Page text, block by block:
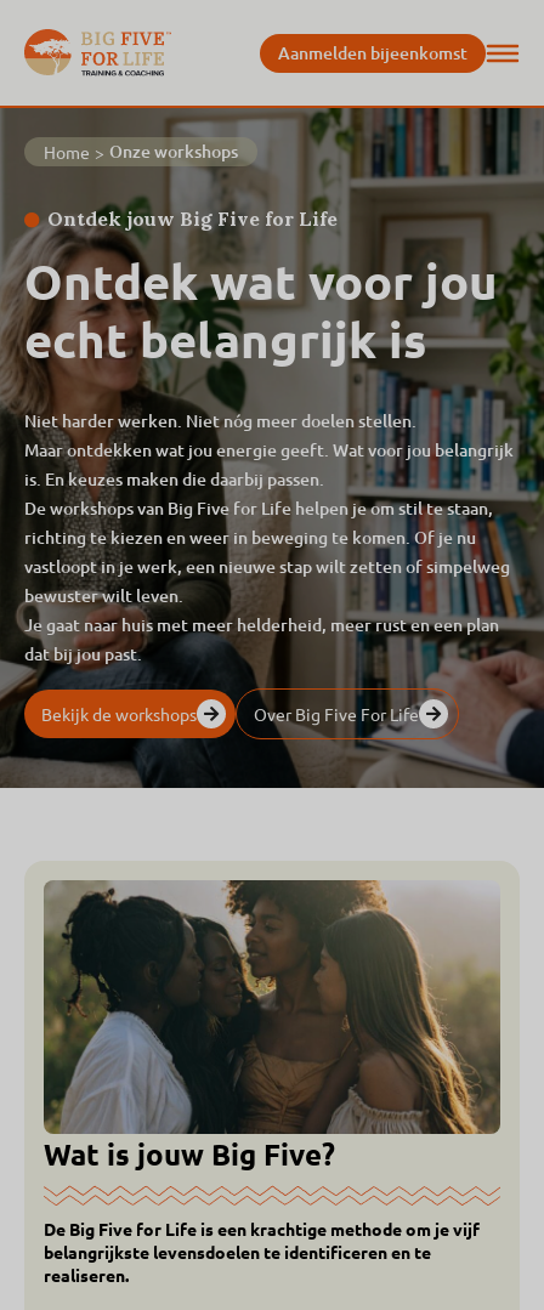
Aanmelden bijeenkomst
Home > Onze workshops
Ontdek jouw Big Five for Life
Ontdek wat voor jou
echt belangrijk is
Niet harder werken. Niet nóg meer doelen stellen.
Maar ontdekken wat jou energie geeft. Wat voor jou belangrijk
is. En keuzes maken die daarbij passen.
De workshops van Big Five for Life helpen je om stil te staan,
richting te kiezen en weer in beweging te komen. Of je nu
vastloopt in je werk, een nieuwe stap wilt zetten of simpelweg
bewuster wilt leven.
Je gaat naar huis met meer helderheid, meer rust en een plan
dat bij jou past.
Bekijk de workshops Over Big Five For Life
Wat is jouw Big Five?
De Big Five for Life is een krachtige methode om je vijf
belangrijkste levensdoelen te identificeren en te
realiseren.